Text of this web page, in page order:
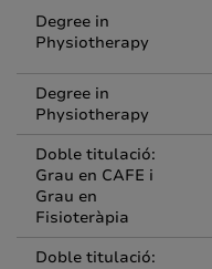
Degree in
Physiotherapy
Degree in
Physiotherapy
Doble titulació:
Grau en CAFE i
Grau en
Fisioteràpia
Doble titulació: